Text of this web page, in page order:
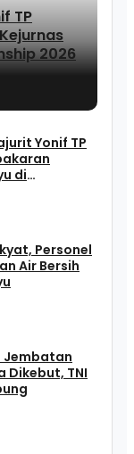
TP
2026
Yonif TP
di
Personel
Air Bersih
Jembatan
Dikebut, TNI